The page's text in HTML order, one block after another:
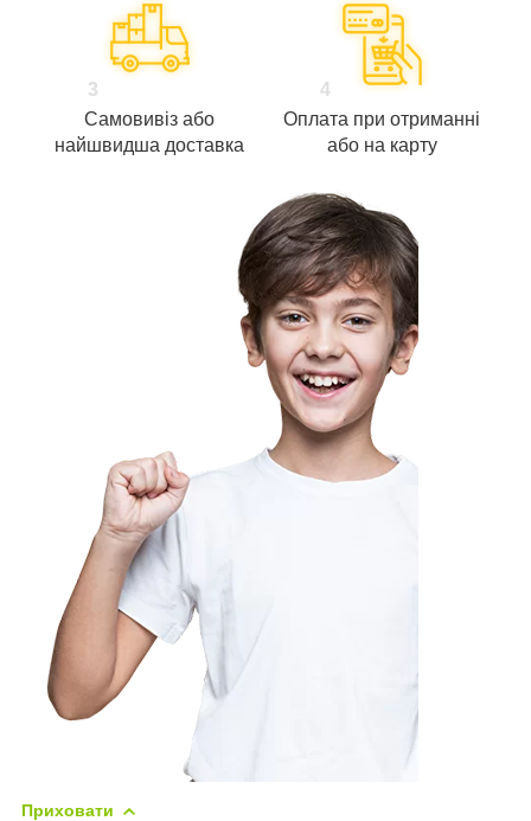
3
Самовивіз або
найшвидша доставка
4
Оплата при отриманні
або на карту
Приховати